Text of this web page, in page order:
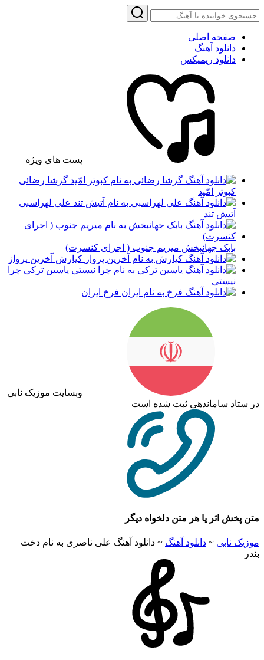
صفحه اصلی
دانلود آهنگ
دانلود ریمیکس
پست های ویژه
گرشا رضائی
کبوتر امّید
علی لهراسبی
آتیش تند
بابک جهانبخش میریم جنوب ( اجرای کنسرت)
کیارش آخرین پرواز
یاسین ترکی چرا
نیستی
فرخ ایران
وبسایت موزیک نابی
در ستاد ساماندهی ثبت شده است
متن پخش اثر یا هر متن دلخواه دیگر
موزیک نابی ~ دانلود آهنگ ~ دانلود آهنگ علی ناصری به نام دخت
بندر